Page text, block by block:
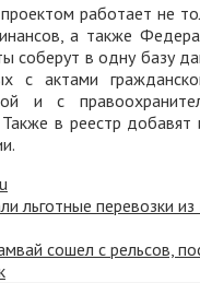
работает не
а также
соберут в одну базу
с актами
и с
в реестр добавят
льготные перевозки
сошел с рельсов,